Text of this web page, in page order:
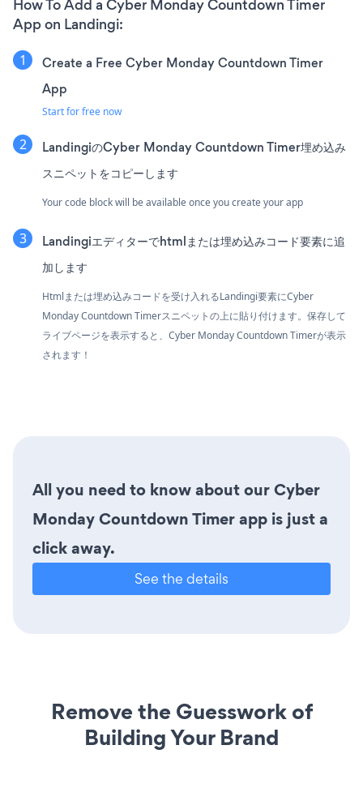
How To Add a Cyber Monday Countdown Timer
App on Landingi:
Create a Free Cyber Monday Countdown Timer
App
Start for free now
LandingiのCyber Monday Countdown Timer埋め込み
スニペットをコピーします
Your code block will be available once you create your app
Landingiエディターでhtmlまたは埋め込みコード要素に追
加します
Htmlまたは埋め込みコードを受け入れるLandingi要素にCyber
Monday Countdown Timerスニペットの上に貼り付けます。保存して
ライブページを表示すると、Cyber Monday Countdown Timerが表示
されます！
All you need to know about our Cyber
Monday Countdown Timer app is just a
click away.
See the details
Remove the Guesswork of
Building Your Brand